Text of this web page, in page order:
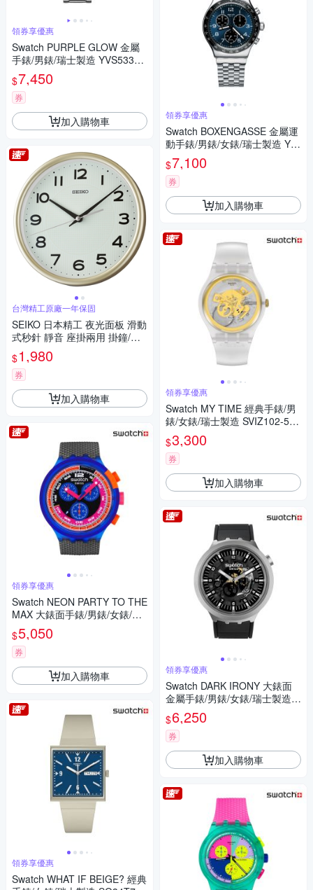
領券享優惠
Swatch PURPLE GLOW 金屬
手錶/男錶/瑞士製造 YVS533G
(43mm)
$7,450
券
加入購物車
台灣精工原廠一年保固
SEIKO 日本精工 夜光面板 滑動
式秒針 靜音 座掛兩用 掛鐘/桌
鍾(QXA836G)21.6cm
$1,980
券
加入購物車
領券享優惠
Swatch NEON PARTY TO THE
MAX 大錶面手錶/男錶/女錶/瑞
士製造 SB06N102 (47mm)
$5,050
券
加入購物車
領券享優惠
Swatch WHAT IF BEIGE? 經典
領券享優惠
Swatch BOXENGASSE 金屬運
動手錶/男錶/女錶/瑞士製造 YV
S423GC (43mm)
$7,100
券
加入購物車
領券享優惠
Swatch MY TIME 經典手錶/男
錶/女錶/瑞士製造 SVIZ102-530
0 (41mm)
$3,300
券
加入購物車
領券享優惠
Swatch DARK IRONY 大錶面
金屬手錶/男錶/女錶/瑞士製造 S
B07S105 (47mm)
$6,250
券
加入購物車